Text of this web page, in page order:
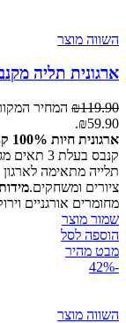
השווה מוצר
ארגונית תליה
₪119.90 המחיר המקורי
₪59.90.
ארגונית חיות 100% קנבס 3 תאים - דגם ג'ירפה
קנבס
תלייה מתאימה
ציורים ומשחקים.
מחומרים אורגניים
שמור מוצר
הוספה לסל
מבט מהיר
-42%
השווה מוצר